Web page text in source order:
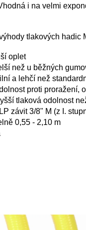
i na velmi
tlakových hadic
oplet
než u běžných
a lehčí než
proti proražení,
tlaková odolnost
závit 3/8" M (z I.
0,55 - 2,10 m